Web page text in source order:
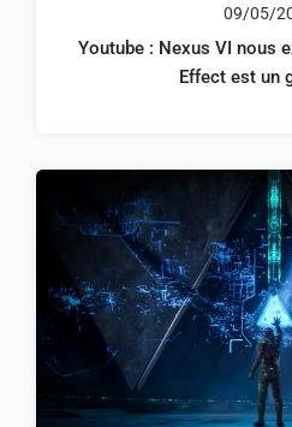
09/05/
Youtube : Nexus VI nous
Effect est un